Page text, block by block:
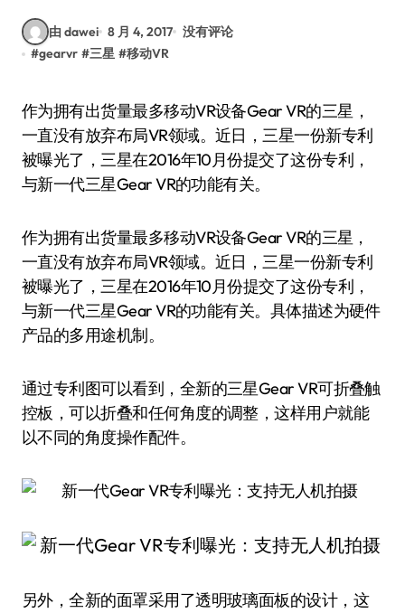
由 dawei 8 月 4, 2017 没有评论
#gearvr #三星 #移动VR
作为拥有出货量最多移动VR设备Gear VR的三星，
一直没有放弃布局VR领域。近日，三星一份新专利
被曝光了，三星在2016年10月份提交了这份专利，
与新一代三星Gear VR的功能有关。
作为拥有出货量最多移动VR设备Gear VR的三星，
一直没有放弃布局VR领域。近日，三星一份新专利
被曝光了，三星在2016年10月份提交了这份专利，
与新一代三星Gear VR的功能有关。具体描述为硬件
产品的多用途机制。
通过专利图可以看到，全新的三星Gear VR可折叠触
控板，可以折叠和任何角度的调整，这样用户就能
以不同的角度操作配件。
另外，全新的面罩采用了透明玻璃面板的设计，这